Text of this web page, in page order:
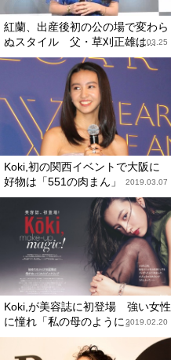
紅蘭、出産後初の公の場で変わら
ぬスタイル 父・草刈正雄は...
2019.03.25
Koki,初の関西イベントで大阪に
好物は「551の肉まん」
2019.03.07
Koki,が美容誌に初登場 強い女性
に憧れ「私の母のように」2019.02.20